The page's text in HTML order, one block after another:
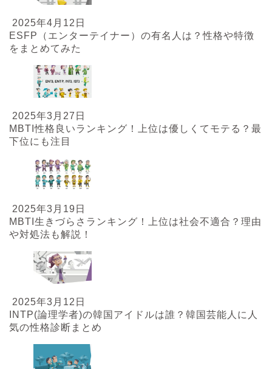
2025年4月12日
ESFP（エンターテイナー）の有名人は？性格や特徴
をまとめてみた
2025年3月27日
MBTI性格良いランキング！上位は優しくてモテる？最
下位にも注目
2025年3月19日
MBTI生きづらさランキング！上位は社会不適合？理由
や対処法も解説！
2025年3月12日
INTP(論理学者)の韓国アイドルは誰？韓国芸能人に人
気の性格診断まとめ